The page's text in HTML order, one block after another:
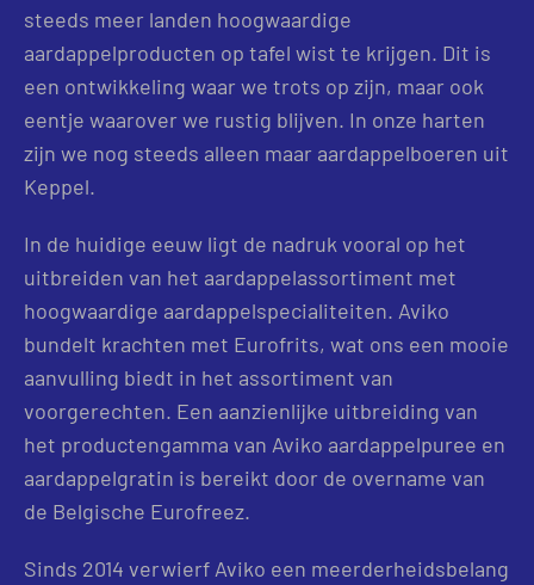
steeds meer landen hoogwaardige
aardappelproducten op tafel wist te krijgen. Dit is
een ontwikkeling waar we trots op zijn, maar ook
eentje waarover we rustig blijven. In onze harten
zijn we nog steeds alleen maar aardappelboeren uit
Keppel.
In de huidige eeuw ligt de nadruk vooral op het
uitbreiden van het aardappelassortiment met
hoogwaardige aardappelspecialiteiten. Aviko
bundelt krachten met Eurofrits, wat ons een mooie
aanvulling biedt in het assortiment van
voorgerechten. Een aanzienlijke uitbreiding van
het productengamma van Aviko aardappelpuree en
aardappelgratin is bereikt door de overname van
de Belgische Eurofreez.
Sinds 2014 verwierf Aviko een meerderheidsbelang